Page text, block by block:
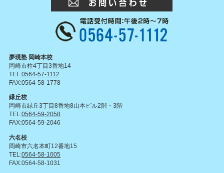
夢現塾 岡崎本校
岡崎市柱4丁目3番地14
TEL:0564-57-1112
FAX:0564-58-1778
緑丘校
岡崎市緑丘3丁目8番地8山本ビル2階・3階
TEL:0564-59-2058
FAX:0564-59-2046
六名校
岡崎市六名本町12番地15
TEL:0564-58-1005
FAX:0564-58-1031